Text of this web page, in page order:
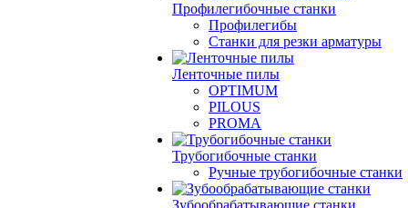
Профилегибочные станки
Профилегибы
Станки для резки арматуры
Ленточные пилы
OPTIMUM
PILOUS
PROMA
Трубогибочные станки
Ручные трубогибочные станки
Зубообрабатывающие станки